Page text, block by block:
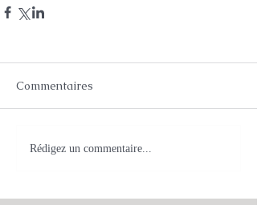
Commentaires
Rédigez un commentaire...